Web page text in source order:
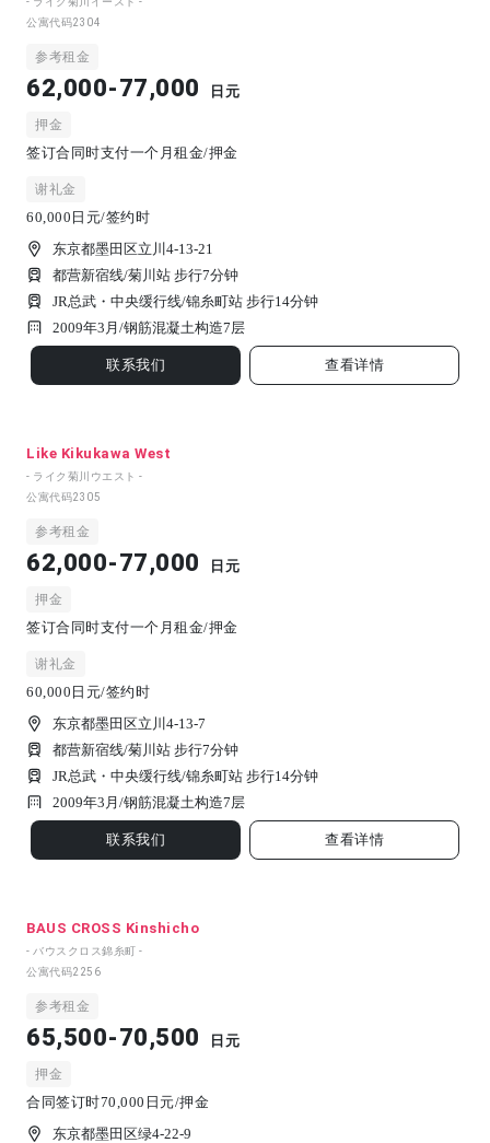
公寓代码2304
参考租金
62,000-77,000 日元
押金
签订合同时支付一个月租金/押金
谢礼金
60,000日元/签约时
东京都墨田区立川4-13-21
都营新宿线/菊川站 步行7分钟
JR总武・中央缓行线/锦糸町站 步行14分钟
2009年3月/钢筋混凝土构造7 层
联系我们 查看详情
Like Kikukawa West
- ライク菊川ウエスト -
公寓代码2305
参考租金
62,000-77,000 日元
押金
签订合同时支付一个月租金/押金
谢礼金
60,000日元/签约时
东京都墨田区立川4-13-7
都营新宿线/菊川站 步行7分钟
JR总武・中央缓行线/锦糸町站 步行14分钟
2009年3月/钢筋混凝土构造7 层
联系我们 查看详情
BAUS CROSS Kinshicho
- バウスクロス錦糸町 -
公寓代码2256
参考租金
65,500-70,500 日元
押金
合同签订时70,000日元/押金
东京都墨田区绿4-22-9